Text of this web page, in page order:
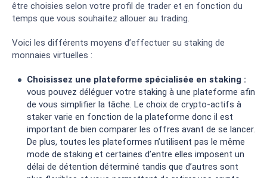
être choisies selon votre profil de trader et en fonction du
temps que vous souhaitez allouer au trading.
Voici les différents moyens d’effectuer su staking de
monnaies virtuelles :
Choisissez une plateforme spécialisée en staking :
vous pouvez déléguer votre staking à une plateforme afin
de vous simplifier la tâche. Le choix de crypto-actifs à
staker varie en fonction de la plateforme donc il est
important de bien comparer les offres avant de se lancer.
De plus, toutes les plateformes n’utilisent pas le même
mode de staking et certaines d’entre elles imposent un
délai de détention déterminé tandis que d’autres sont